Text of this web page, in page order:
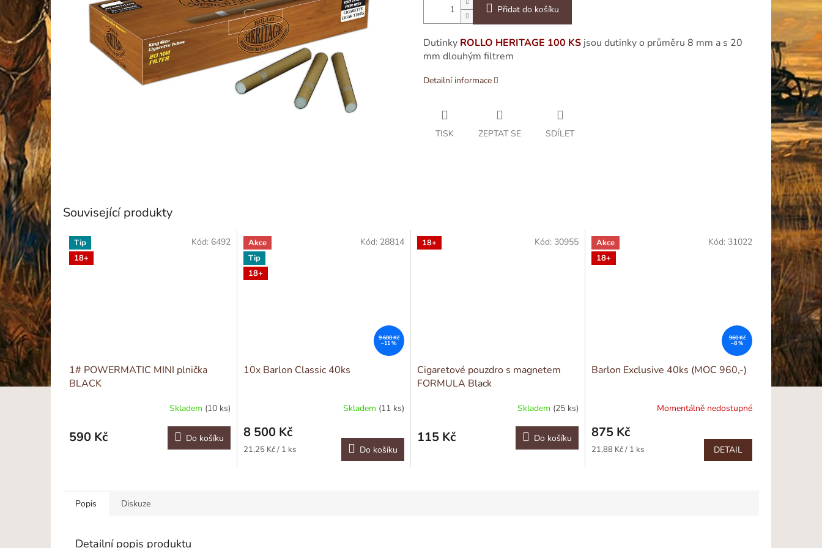
Přidat do košíku
Dutinky ROLLO HERITAGE 100 KSjsou dutinky o průměru 8 mm a s 20
mm dlouhým filtrem
Detailní informace
TISK ZEPTAT SE SDÍLET
Související produkty
Tip
18+
1# POWERMATIC MINI plnička
BLACK
Skladem (10 ks)
590 Kč Do košíku
Kód: 6492
Akce
Tip
18+
9 600 Kč
–11 %
10x Barlon Classic 40ks
Skladem (11 ks)
8 500 Kč
Měrná
21,25 Kč / 1 ks Do košíku
Kód: 28814 18+
Cigaretové pouzdro s magnetem
FORMULA Black
Skladem (25 ks)
115 Kč Do košíku
Kód: 30955
Akce
18+
960 Kč
–8 %
Barlon Exclusive 40ks (MOC 960,-)
Momentálně nedostupné
875 Kč
Měrná
21,88 Kč / 1 ks DETAIL
Kód: 31022
Popis Diskuze
Detailní popis produktu